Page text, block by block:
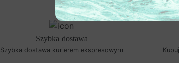
Szybka dostawa
Szybka dostawa kurierem ekspresowym